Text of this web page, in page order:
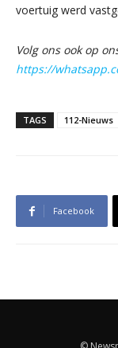
voertuig werd
Volg ons ook op
https://
TAGS 112-Nieuws
Facebook